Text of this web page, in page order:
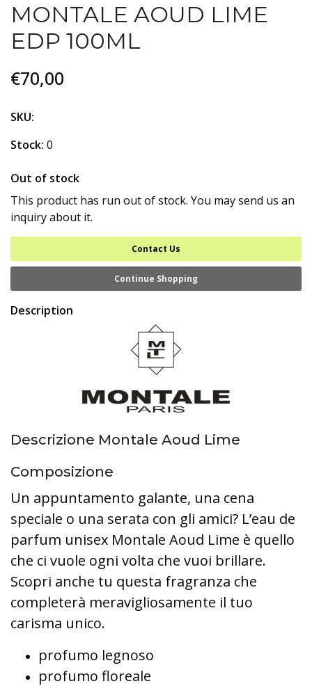
MONTALE AOUD LIME
EDP 100ML
€70,00
SKU:
Stock: 0
Out of stock
This product has run out of stock. You may send us an
inquiry about it.
Contact Us
Continue Shopping
Description
Descrizione Montale Aoud Lime
Composizione
Un appuntamento galante, una cena
speciale o una serata con gli amici? L’eau de
parfum unisex Montale Aoud Lime è quello
che ci vuole ogni volta che vuoi brillare.
Scopri anche tu questa fragranza che
completerà meravigliosamente il tuo
carisma unico.
profumo legnoso
profumo floreale